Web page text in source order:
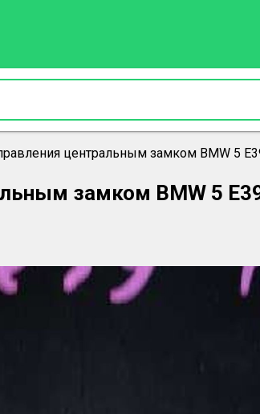
центральным замком BMW 5
замком BMW 5